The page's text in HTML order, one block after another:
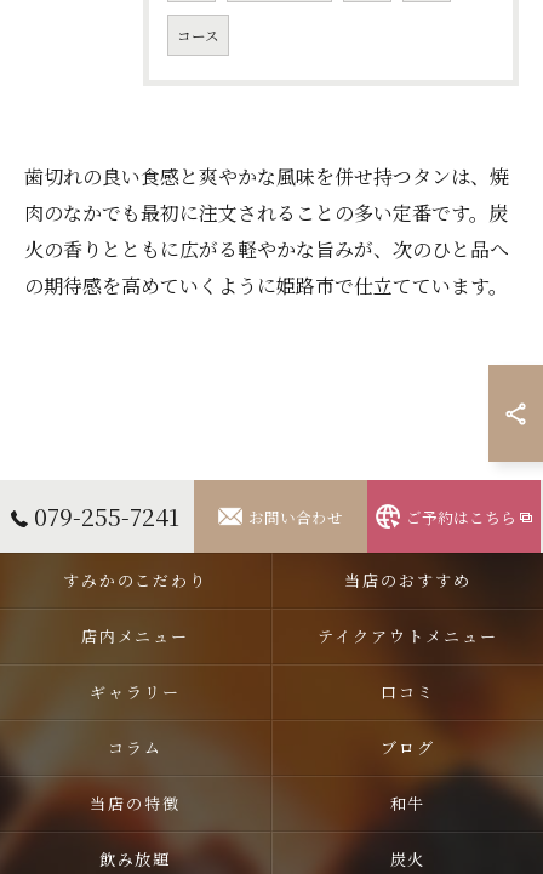
コース
歯切れの良い食感と爽やかな風味を併せ持つタンは、焼
肉のなかでも最初に注文されることの多い定番です。炭
火の香りとともに広がる軽やかな旨みが、次のひと品へ
の期待感を高めていくように姫路市で仕立てています。
079-255-7241 お問い合わせ ご予約はこちら
すみかのこだわり 当店のおすすめ
店内メニュー テイクアウトメニュー
ギャラリー 口コミ
コラム ブログ
当店の特徴 和牛
飲み放題 炭火